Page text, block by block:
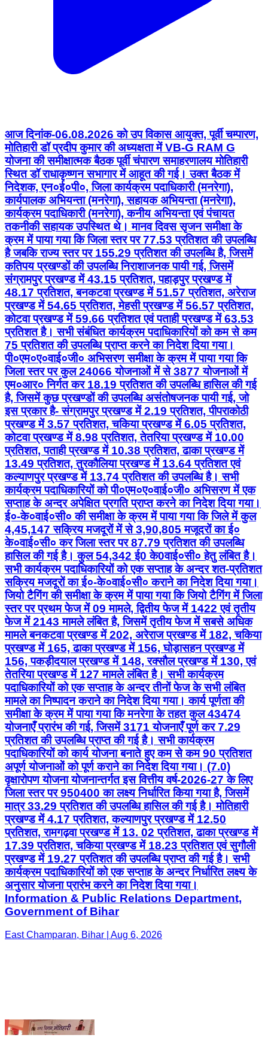
आज दिनांक-06.08.2026 को उप विकास आयुक्त, पूर्वी चम्पारण,
मोतिहारी डॉ प्रदीप कुमार की अध्यक्षता में VB-G RAM G
कार्यपालक अभियन्ता (मनरेगा), सहायक अभियन्ता (मनरेगा),
कार्यक्रम पदाधिकारी (मनरेगा), कनीय अभियन्ता एवं पंचायत
तकनीकी सहायक उपस्थित थे। मानव दिवस सृजन समीक्षा के
क्रम में पाया गया कि जिला स्तर पर 77.53 प्रतिशत की उपलब्धि
है जबकि राज्य स्तर पर 155.29 प्रतिशत की उपलब्धि है, जिसमें
कतिपय प्रखण्डों की उपलब्धि निराशाजनक पायी गई, जिसमें
संग्रामपुर प्रखण्ड में 43.15 प्रतिशत, पहाड़पुर प्रखण्ड में
48.17 प्रतिशत, बनकटवा प्रखण्ड में 51.57 प्रतिशत, अरेराज
प्रखण्ड में 54.65 प्रतिशत, मेहसी प्रखण्ड में 56.57 प्रतिशत,
कोटवा प्रखण्ड में 59.66 प्रतिशत एवं पताही प्रखण्ड में 63.53
प्रतिशत है। सभी संबंधित कार्यक्रम पदाधिकारियों को कम से कम
75 प्रतिशत की उपलब्धि प्राप्त करने का निदेश दिया गया।
पी०एम०ए०वाई०जी० अभिसरण समीक्षा के क्रम में पाया गया कि
जिला स्तर पर कुल 24066 योजनाओं में से 3877 योजनाओं में
एम०आर० निर्गत कर 18.19 प्रतिशत की उपलब्धि हासिल की गई
है, जिसमें कुछ प्रखण्डों की उपलब्धि असंतोषजनक पायी गई, जो
इस प्रकार है- संग्रामपुर प्रखण्ड में 2.19 प्रतिशत, पीपराकोठी
प्रखण्ड में 3.57 प्रतिशत, चकिया प्रखण्ड में 6.05 प्रतिशत,
कोटवा प्रखण्ड में 8.98 प्रतिशत, तेतरिया प्रखण्ड में 10.00
प्रतिशत, पताही प्रखण्ड में 10.38 प्रतिशत, ढाका प्रखण्ड में
13.49 प्रतिशत, तुरकौलिया प्रखण्ड में 13.64 प्रतिशत एवं
कल्याणपुर प्रखण्ड में 13.74 प्रतिशत की उपलब्धि है। सभी
कार्यक्रम पदाधिकारियों को पी०एम०ए०वाई०जी० अभिसरण में एक
सप्ताह के अन्दर अपेक्षित प्रगति प्राप्त करने का निदेश दिया गया।
ई०-के०वाई०सी० की समीक्षा के क्रम में पाया गया कि जिले में कुल
4,45,147 सक्रिय मजदूरों में से 3,90,805 मजूदरों का ई०
के०वाई०सी० कर जिला स्तर पर 87.79 प्रतिशत की उपलब्धि
हासिल की गई है। कुल 54,342 ई0 के0वाई०सी० हेतु लंबित है।
सभी कार्यक्रम पदाधिकारियों को एक सप्ताह के अन्दर शत-प्रतिशत
सक्रिय मजदूरों का ई०-के०वाई०सी० कराने का निदेश दिया गया।
जियो टैगिंग की समीक्षा के क्रम में पाया गया कि जियो टैगिंग में जिला
स्तर पर प्रथम फेज में 09 मामले, द्वितीय फेज में 1422 एवं तृतीय
फेज में 2143 मामले लंबित है, जिसमें तृतीय फेज में सबसे अधिक
मामले बनकटवा प्रखण्ड में 202, अरेराज प्रखण्ड में 182, चकिया
प्रखण्ड में 165, ढाका प्रखण्ड में 156, घोड़ासहन प्रखण्ड में
156, पकड़ीदयाल प्रखण्ड में 148, रक्सौल प्रखण्ड में 130, एवं
तेतरिया प्रखण्ड में 127 मामले लंबित है। सभी कार्यक्रम
पदाधिकारियों को एक सप्ताह के अन्दर तीनों फेज के सभी लंबित
मामले का निष्पादन कराने का निदेश दिया गया। कार्य पूर्णता की
समीक्षा के क्रम में पाया गया कि मनरेगा के तहत कुल 43474
योजनाएँ प्रारंभ की गई, जिसमें 3171 योजनाएँ पूर्ण कर 7.29
प्रतिशत की उपलब्धि प्राप्त की गई है। सभी कार्यक्रम
पदाधिकारियों को कार्य योजना बनाते हुए कम से कम 90 प्रतिशत
अपूर्ण योजनाओं को पूर्ण कराने का निदेश दिया गया। (7.0)
वृक्षारोपण योजना योजनान्तर्गत इस वित्तीय वर्ष-2026-27 के लिए
जिला स्तर पर 950400 का लक्ष्य निर्धारित किया गया है, जिसमें
मात्र 33.29 प्रतिशत की उपलब्धि हासिल की गई है। मोतिहारी
प्रखण्ड में 4.17 प्रतिशत, कल्याणपुर प्रखण्ड में 12.50
प्रतिशत, रामगढ़वा प्रखण्ड में 13. 02 प्रतिशत, ढाका प्रखण्ड में
17.39 प्रतिशत, चकिया प्रखण्ड में 18.23 प्रतिशत एवं सुगौली
प्रखण्ड में 19.27 प्रतिशत की उपलब्धि प्राप्त की गई है। सभी
कार्यक्रम पदाधिकारियों को एक सप्ताह के अन्दर निर्धारित लक्ष्य के
अनुसार योजना प्रारंभ करने का निदेश दिया गया।
Information & Public Relations Department,
Government of Bihar
East Champaran, Bihar | Aug 6, 2026